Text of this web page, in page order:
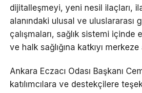
dijitalleşmeyi, yeni nesil ilaçları,
alanındaki ulusal ve uluslararası
çalışmaları, sağlık sistemi içinde
ve halk sağlığına katkıyı merkeze
Ankara Eczacı Odası Başkanı
katılımcılara ve destekçilere